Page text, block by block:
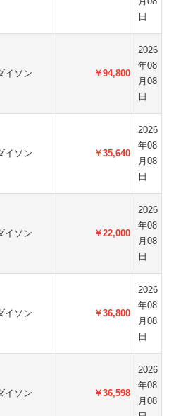
日
イソン ￥94,800
2026
年08
月08
日
イソン ￥35,640
2026
年08
月08
日
イソン ￥22,000
2026
年08
月08
日
イソン ￥36,800
2026
年08
月08
日
イソン ￥36,598
2026
年08
月08